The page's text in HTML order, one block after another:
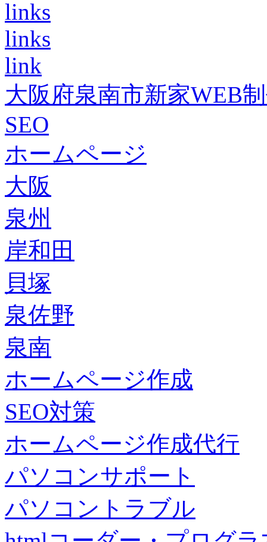
links
links
link
大阪府泉南市新家WEB
SEO
ホームページ
大阪
泉州
岸和田
貝塚
泉佐野
泉南
ホームページ作成
SEO対策
ホームページ作成代行
パソコンサポート
パソコントラブル